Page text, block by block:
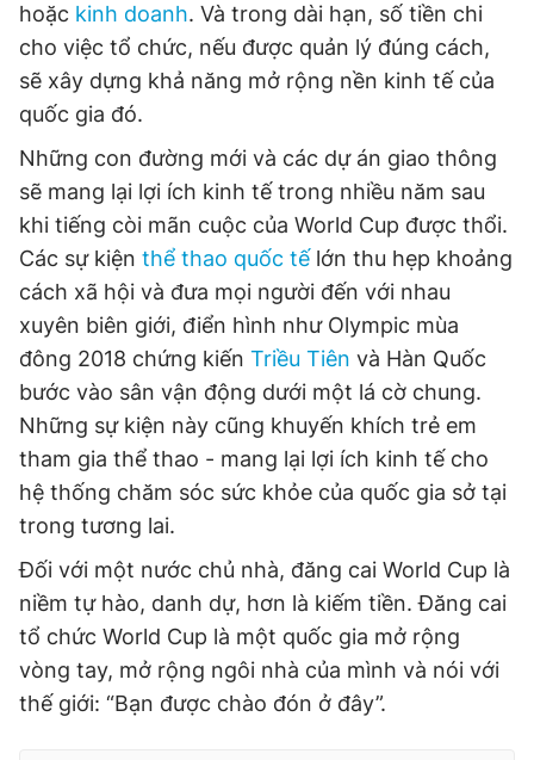
hoặc kinh doanh. Và trong dài hạn, số tiền chi
cho việc tổ chức, nếu được quản lý đúng cách,
sẽ xây dựng khả năng mở rộng nền kinh tế của
quốc gia đó.
Những con đường mới và các dự án giao thông
sẽ mang lại lợi ích kinh tế trong nhiều năm sau
khi tiếng còi mãn cuộc của World Cup được thổi.
Các sự kiện thể thao quốc tế lớn thu hẹp khoảng
cách xã hội và đưa mọi người đến với nhau
xuyên biên giới, điển hình như Olympic mùa
đông 2018 chứng kiến ​​ Triều Tiên và Hàn Quốc
bước vào sân vận động dưới một lá cờ chung.
Những sự kiện này cũng khuyến khích trẻ em
tham gia thể thao - mang lại lợi ích kinh tế cho
hệ thống chăm sóc sức khỏe của quốc gia sở tại
trong tương lai.
Đối với một nước chủ nhà, đăng cai World Cup là
niềm tự hào, danh dự, hơn là kiếm tiền. Đăng cai
tổ chức World Cup là một quốc gia mở rộng
vòng tay, mở rộng ngôi nhà của mình và nói với
thế giới: “Bạn được chào đón ở đây”.